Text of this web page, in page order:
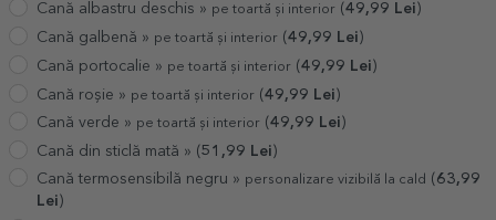
Cană albastru deschis » pe toartă și interior (49,99 Lei )
Cană galbenă » pe toartă și interior (49,99 Lei )
Cană portocalie » pe toartă și interior (49,99 Lei)
Cană roșie » pe toartă și interior (49,99 Lei)
Cană verde » pe toartă și interior (49,99 Lei )
Cană din sticlă mată » (51,99 Lei )
Cană termosensibilă negru » personalizare vizibilă la cald ( 63,99
Lei )